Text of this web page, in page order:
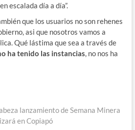
escalada día a día”.
que los usuarios no son rehenes
asi que nosotros vamos a
Qué lástima que sea a través de
ha tenido las instancias, no nos ha
lanzamiento de Semana Minera
en Copiapó